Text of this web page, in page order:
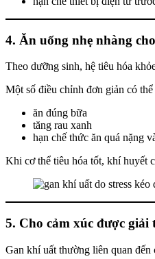
4. Ăn uống nhẹ nhàng
Theo dưỡng sinh, hệ tiêu hóa
Một số điều chỉnh đơn giản có thể
ăn đúng bữa
tăng rau xanh
hạn chế thức ăn quá nặng
Khi cơ thể tiêu hóa tốt, khí huyết
5. Cho cảm xúc được giải
Gan khí uất thường liên quan